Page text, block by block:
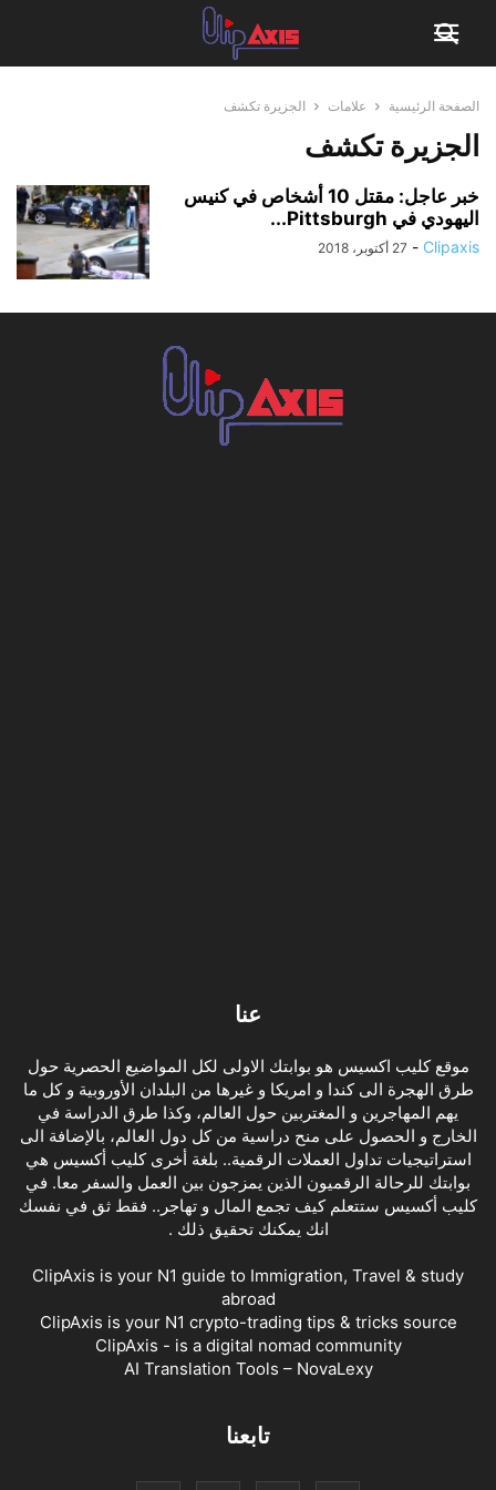
الصفحة الرئيسية علامات الجزيرة تكشف
الجزيرة تكشف
خبر عاجل: مقتل 10 أشخاص في كنيس
اليهودي في Pittsburgh...
Clipaxis
- 27 أكتوبر، 2018
عنا
موقع كليب اكسيس هو بوابتك الاولى لكل المواضيع الحصرية حول
طرق الهجرة الى كندا و امريكا و غيرها من البلدان الأوروبية و كل ما
يهم المهاجرين و المغتربين حول العالم، وكذا طرق الدراسة في
الخارج و الحصول على منح دراسية من كل دول العالم، بالإضافة الى
استراتيجيات تداول العملات الرقمية.. بلغة أخرى كليب أكسيس هي
بوابتك للرحالة الرقميون الذين يمزجون بين العمل والسفر معا. في
كليب أكسيس ستتعلم كيف تجمع المال و تهاجر.. فقط ثق في نفسك
انك يمكنك تحقيق ذلك .
ClipAxis is your N1 guide to Immigration, Travel & study
abroad
ClipAxis is your N1 crypto-trading tips & tricks source
ClipAxis - is a digital nomad community
AI Translation Tools – NovaLexy
تابعنا